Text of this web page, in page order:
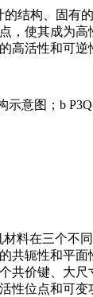
的结构、固
，使其成为
高活性和可逆
示意图；b
料在三个不
共轭性和平
共价键、大
位点和可变